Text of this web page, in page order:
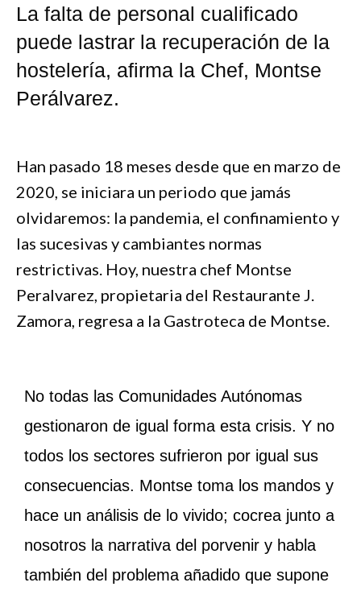
La falta de personal cualificado
puede lastrar la recuperación de la
hostelería, afirma la Chef, Montse
Perálvarez.
Han pasado 18 meses desde que en marzo de
2020, se iniciara un periodo que jamás
olvidaremos: la pandemia, el confinamiento y
las sucesivas y cambiantes normas
restrictivas. Hoy, nuestra chef Montse
Peralvarez, propietaria del Restaurante J.
Zamora, regresa a la Gastroteca de Montse.
No todas las Comunidades Autónomas
gestionaron de igual forma esta crisis. Y no
todos los sectores sufrieron por igual sus
consecuencias. Montse toma los mandos y
hace un análisis de lo vivido; cocrea junto a
nosotros la narrativa del porvenir y habla
también del problema añadido que supone